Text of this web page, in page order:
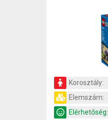
Korosztály:
Elemszám:
Elérhetőség: